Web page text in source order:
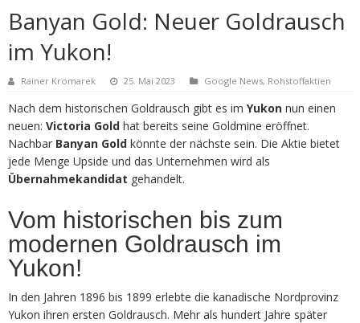
Banyan Gold: Neuer Goldrausch
im Yukon!
Rainer Kromarek 25. Mai 2023 Google News, Rohstoffaktien
Nach dem historischen Goldrausch gibt es im Yukon nun einen
neuen: Victoria Gold hat bereits seine Goldmine eröffnet.
Nachbar Banyan Gold könnte der nächste sein. Die Aktie bietet
jede Menge Upside und das Unternehmen wird als
Übernahmekandidat gehandelt.
Vom historischen bis zum
modernen Goldrausch im
Yukon!
In den Jahren 1896 bis 1899 erlebte die kanadische Nordprovinz
Yukon ihren ersten Goldrausch. Mehr als hundert Jahre später